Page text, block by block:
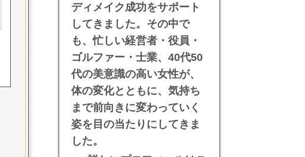
ディメイク成功をサポート
してきました。その中で
も、忙しい経営者・役員・
ゴルファー・士業、40代50
代の美意識の高い女性が、
体の変化とともに、気持ち
まで前向きに変わっていく
姿を目の当たりにしてきま
した。